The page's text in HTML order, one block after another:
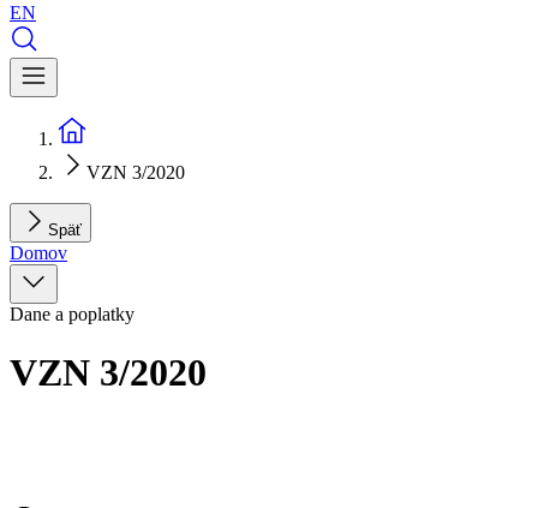
EN
VZN 3/2020
Späť
Domov
Dane a poplatky
VZN 3/2020